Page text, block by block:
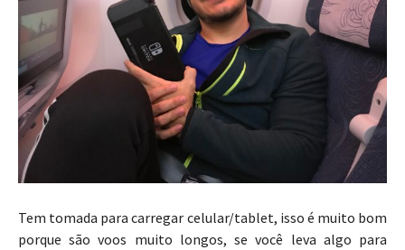
Tem tomada para carregar celular/tablet, isso é muito bom
porque são voos muito longos, se você leva algo para